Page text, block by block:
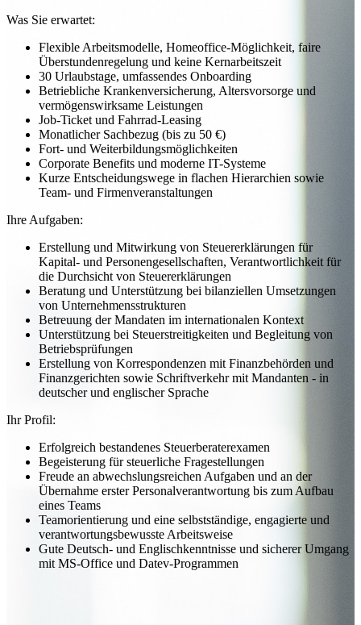
Was Sie erwartet:
Flexible Arbeitsmodelle, Homeoffice-Möglichkeit, faire
Überstundenregelung und keine Kernarbeitszeit
30 Urlaubstage, umfassendes Onboarding
Betriebliche Krankenversicherung, Altersvorsorge und
vermögenswirksame Leistungen
Job-Ticket und Fahrrad-Leasing
Monatlicher Sachbezug (bis zu 50 €)
Fort- und Weiterbildungsmöglichkeiten
Corporate Benefits und moderne IT-Systeme
Kurze Entscheidungswege in flachen Hierarchien sowie
Team- und Firmenveranstaltungen
Ihre Aufgaben:
Erstellung und Mitwirkung von Steuererklärungen für
Kapital- und Personengesellschaften, Verantwortlichkeit für
die Durchsicht von Steuererklärungen
Beratung und Unterstützung bei bilanziellen Umsetzungen
von Unternehmensstrukturen
Betreuung der Mandaten im internationalen Kontext
Unterstützung bei Steuerstreitigkeiten und Begleitung von
Betriebsprüfungen
Erstellung von Korrespondenzen mit Finanzbehörden und
Finanzgerichten sowie Schriftverkehr mit Mandanten - in
deutscher und englischer Sprache
Ihr Profil:
Erfolgreich bestandenes Steuerberaterexamen
Begeisterung für steuerliche Fragestellungen
Freude an abwechslungsreichen Aufgaben und an der
Übernahme erster Personalverantwortung bis zum Aufbau
eines Teams
Teamorientierung und eine selbstständige, engagierte und
verantwortungsbewusste Arbeitsweise
Gute Deutsch- und Englischkenntnisse und sicherer Umgang
mit MS-Office und Datev-Programmen